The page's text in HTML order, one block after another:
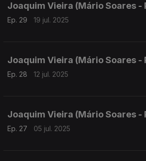
Joaquim Vieira (Mário Soares -
Ep. 29 19 jul. 2025
Joaquim Vieira (Mário Soares -
Ep. 28 12 jul. 2025
Joaquim Vieira (Mário Soares -
Ep. 27 05 jul. 2025